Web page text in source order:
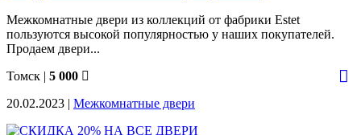
Межкомнатные двери из коллекций от фабрики Estet
пользуются высокой популярностью у наших покупателей.
Продаем двери...
Томск | 5 000
20.02.2023 | Межкомнатные двери